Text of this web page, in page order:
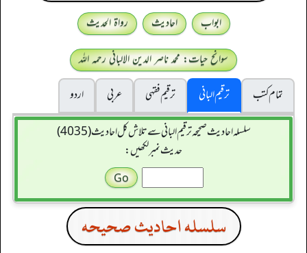
ابواب احادیث
رواۃ الحدیث
سوانح حیات: محمد ناصر الدین الالبانی رحمہ اللہ
تمام کتب
ترقیم البانی ترقيم فقہی عربی
اردو
سلسله احاديث صحيحه ترقیم البانی سے تلاش کل احادیث (4035)
حدیث نمبر لکھیں:
سلسله احاديث صحيحه